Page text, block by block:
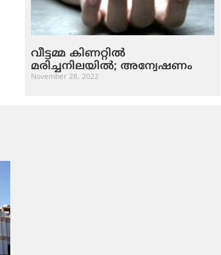
വീട്ടമ്മ കിണറ്റില്‍
മരിച്ചനിലയില്‍; അന്വേഷണം
November 28, 2022